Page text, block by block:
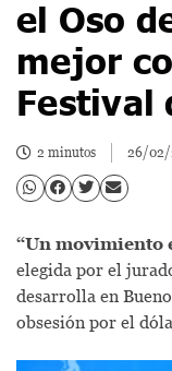
el Oso
mejor
Festival
2 minutos 26/02/
“Un movimiento
elegida por el
desarrolla en
obsesión por el